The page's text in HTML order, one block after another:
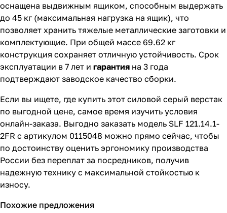
оснащена выдвижным ящиком, способным выдержать
до 45 кг (максимальная нагрузка на ящик), что
позволяет хранить тяжелые металлические заготовки и
комплектующие. При общей массе 69.62 кг
конструкция сохраняет отличную устойчивость. Срок
эксплуатации в 7 лет и гарантия на 3 года
подтверждают заводское качество сборки.
Если вы ищете, где купить этот силовой серый верстак
по выгодной цене, самое время изучить условия
онлайн-заказа. Выгодно заказать модель SLF 121.14.1-
2FR с артикулом 0115048 можно прямо сейчас, чтобы
по достоинству оценить эргономику производства
России без переплат за посредников, получив
надежную технику с максимальной стойкостью к
износу.
Похожие предложения